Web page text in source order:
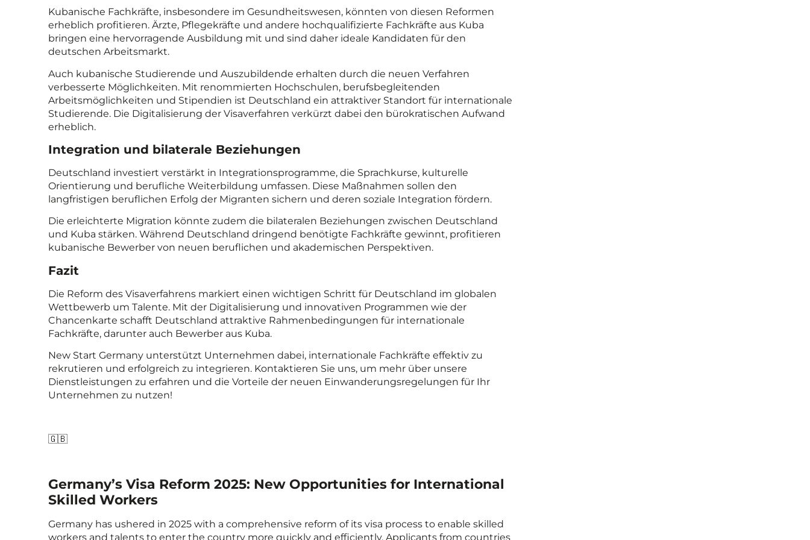
Kubanische Fachkräfte, insbesondere im Gesundheitswesen, könnten von diesen Reformen
erheblich profitieren. Ärzte, Pflegekräfte und andere hochqualifizierte Fachkräfte aus Kuba
bringen eine hervorragende Ausbildung mit und sind daher ideale Kandidaten für den
deutschen Arbeitsmarkt.
Auch kubanische Studierende und Auszubildende erhalten durch die neuen Verfahren
verbesserte Möglichkeiten. Mit renommierten Hochschulen, berufsbegleitenden
Arbeitsmöglichkeiten und Stipendien ist Deutschland ein attraktiver Standort für internationale
Studierende. Die Digitalisierung der Visaverfahren verkürzt dabei den bürokratischen Aufwand
erheblich.
Integration und bilaterale Beziehungen
Deutschland investiert verstärkt in Integrationsprogramme, die Sprachkurse, kulturelle
Orientierung und berufliche Weiterbildung umfassen. Diese Maßnahmen sollen den
langfristigen beruflichen Erfolg der Migranten sichern und deren soziale Integration fördern.
Die erleichterte Migration könnte zudem die bilateralen Beziehungen zwischen Deutschland
und Kuba stärken. Während Deutschland dringend benötigte Fachkräfte gewinnt, profitieren
kubanische Bewerber von neuen beruflichen und akademischen Perspektiven.
Fazit
Die Reform des Visaverfahrens markiert einen wichtigen Schritt für Deutschland im globalen
Wettbewerb um Talente. Mit der Digitalisierung und innovativen Programmen wie der
Chancenkarte schafft Deutschland attraktive Rahmenbedingungen für internationale
Fachkräfte, darunter auch Bewerber aus Kuba.
New Start Germany unterstützt Unternehmen dabei, internationale Fachkräfte effektiv zu
rekrutieren und erfolgreich zu integrieren. Kontaktieren Sie uns, um mehr über unsere
Dienstleistungen zu erfahren und die Vorteile der neuen Einwanderungsregelungen für Ihr
Unternehmen zu nutzen!
🇬🇧
Germany’s Visa Reform 2025: New Opportunities for International
Skilled Workers
Germany has ushered in 2025 with a comprehensive reform of its visa process to enable skilled
workers and talents to enter the country more quickly and efficiently. Applicants from countries